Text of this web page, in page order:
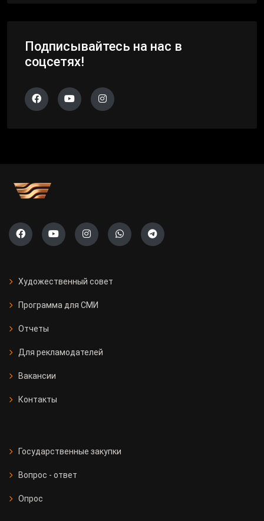
Подписывайтесь на нас в
соцсетях!
Художественный совет
Программа для СМИ
Отчеты
Для рекламодателей
Вакансии
Контакты
Государственные закупки
Вопрос - ответ
Опрос